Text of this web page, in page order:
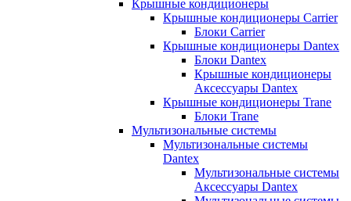
Крышные кондиционеры
Крышные кондиционеры Carrier
Блоки Carrier
Крышные кондиционеры Dantex
Блоки Dantex
Крышные кондиционеры
Аксессуары Dantex
Крышные кондиционеры Trane
Блоки Trane
Мультизональные системы
Мультизональные системы
Dantex
Мультизональные системы
Аксессуары Dantex